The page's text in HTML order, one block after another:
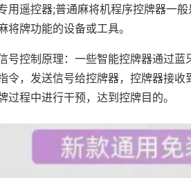
用遥控器;普通麻将机程序控牌器一
将牌功能的设备或工具。
号控制原理：一些智能控牌器通过
令，发送信号给控牌器，控牌器接
过程中进行干预，达到控牌目的。